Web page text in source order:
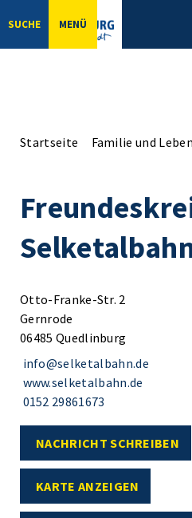
SUCHE MENÜ
Startseite Familie und Leben
Otto-Franke-Str. 2
Gernrode
06485 Quedlinburg
info@selketalbahn.de
www.selketalbahn.de
0152 29861673
NACHRICHT SCHREIBEN
KARTE ANZEIGEN